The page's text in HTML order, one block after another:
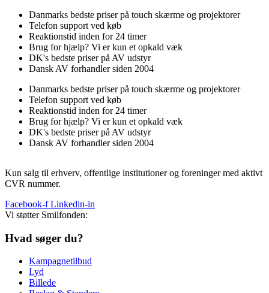
Danmarks bedste priser på touch skærme og projektorer
Telefon support ved køb
Reaktionstid inden for 24 timer
Brug for hjælp? Vi er kun et opkald væk
DK's bedste priser på AV udstyr
Dansk AV forhandler siden 2004
Danmarks bedste priser på touch skærme og projektorer
Telefon support ved køb
Reaktionstid inden for 24 timer
Brug for hjælp? Vi er kun et opkald væk
DK's bedste priser på AV udstyr
Dansk AV forhandler siden 2004
Kun salg til erhverv, offentlige institutioner og foreninger med aktivt
CVR nummer.
Facebook-f Linkedin-in
Vi støtter Smilfonden:
Hvad søger du?
Kampagnetilbud
Lyd
Billede